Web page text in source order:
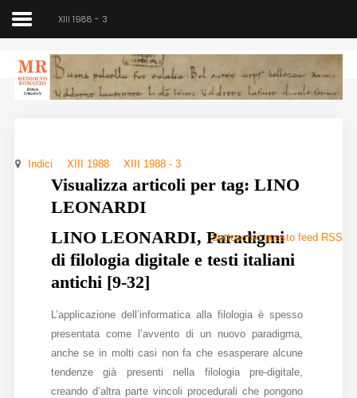
Medioevo Romanzo
Home
Chi siamo
Direzione
Indici
Seminario
Norme
Diffusione
XIII 1988 - 3
Indici XIII 1988 XIII 1988 - 3
Visualizza articoli per tag: LINO
LEONARDI
Sottoscrivi questo feed RSS
LINO LEONARDI, Paradigmi
di filologia digitale e testi italiani
antichi [9-32]
L’applicazione dell’informatica alla filologia è spesso
presentata come l’avvento di un nuovo paradigma,
anche se in molti casi non fa che esasperare alcune
tendenze già presenti nella filologia pre-digitale,
creando d’altra parte vincoli procedurali che pongono